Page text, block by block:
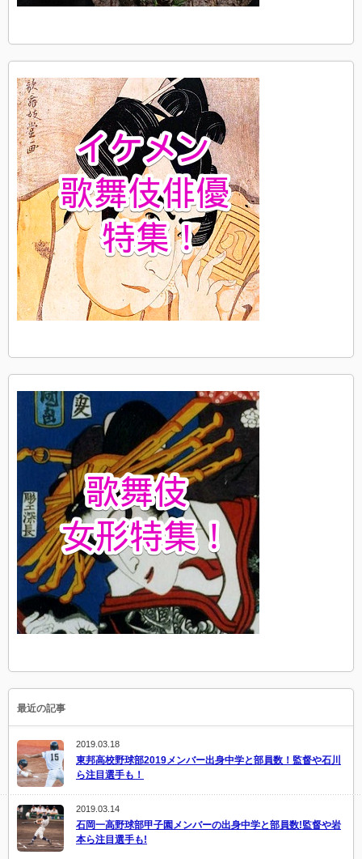
最近の記事
2019.03.18
東邦高校野球部2019メンバー出身中学と部員数！監督や石川
ら注目選手も！
2019.03.14
石岡一高野球部甲子園メンバーの出身中学と部員数!監督や岩
本ら注目選手も!